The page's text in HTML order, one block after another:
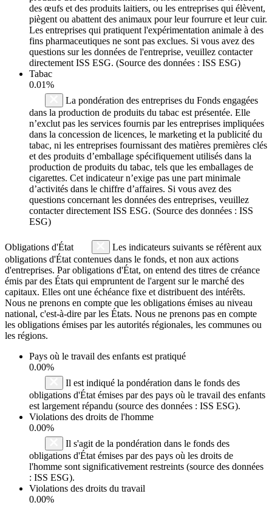
des œufs et des produits laitiers, ou les entreprises qui élèvent,
piègent ou abattent des animaux pour leur fourrure et leur cuir.
Les entreprises qui pratiquent l'expérimentation animale à des
fins pharmaceutiques ne sont pas exclues. Si vous avez des
questions sur les données de l'entreprise, veuillez contacter
directement ISS ESG. (Source des données : ISS ESG)
Tabac
0.01%
La pondération des entreprises du Fonds engagées
dans la production de produits du tabac est présentée. Elle
n’exclut pas les services fournis par les entreprises impliquées
dans la concession de licences, le marketing et la publicité du
tabac, ni les entreprises fournissant des matières premières clés
et des produits d’emballage spécifiquement utilisés dans la
production de produits du tabac, tels que les emballages de
cigarettes. Cet indicateur n’exige pas une part minimale
d’activités dans le chiffre d’affaires. Si vous avez des
questions concernant les données des entreprises, veuillez
contacter directement ISS ESG. (Source des données : ISS
ESG)
Obligations d'État
Les indicateurs suivants se réfèrent aux
obligations d'État contenues dans le fonds, et non aux actions
d'entreprises. Par obligations d'État, on entend des titres de créance
émis par des États qui empruntent de l'argent sur le marché des
capitaux. Elles ont une échéance fixe et distribuent des intérêts.
Nous ne prenons en compte que les obligations émises au niveau
national, c'est-à-dire par les États. Nous ne prenons pas en compte
les obligations émises par les autorités régionales, les communes ou
les régions.
Pays où le travail des enfants est pratiqué
0.00%
Il est indiqué la pondération dans le fonds des
obligations d'État émises par des pays où le travail des enfants
est largement répandu (source des données : ISS ESG).
Violations des droits de l'homme
0.00%
Il s'agit de la pondération dans le fonds des
obligations d'État émises par des pays où les droits de
l'homme sont significativement restreints (source des données
: ISS ESG).
Violations des droits du travail
0.00%